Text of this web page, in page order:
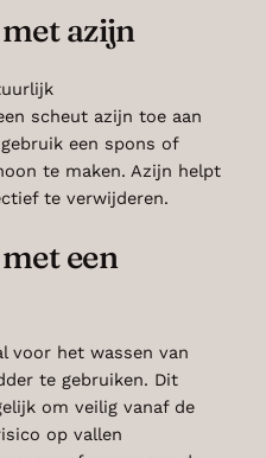
azijn
scheut azijn toe aan
een spons of
te maken. Azijn helpt
te verwijderen.
een
voor het wassen van
te gebruiken. Dit
om veilig vanaf de
op vallen